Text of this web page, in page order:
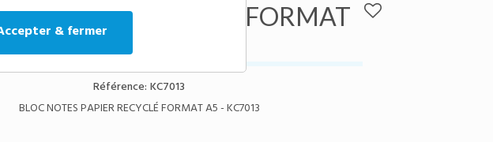
& fermer
PAPIER RECYCLÉ FORMAT
Référence: KC7013
BLOC NOTES PAPIER RECYCLÉ FORMAT A5 - KC7013